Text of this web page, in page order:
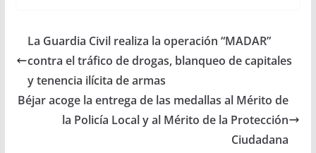
La Guardia Civil realiza la operación “MADAR”
contra el tráfico de drogas, blanqueo de capitales
y tenencia ilícita de armas
Béjar acoge la entrega de las medallas al Mérito de
la Policía Local y al Mérito de la Protección
Ciudadana